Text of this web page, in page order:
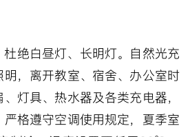
杜绝白昼灯、长明灯。自然光充
明，离开教室、宿舍、办公室时
灯具、热水器及各类充电器，
格遵守空调使用规定，夏季室